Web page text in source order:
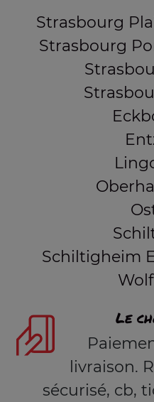
Strasbourg
Strasbourg
Schiltigheim
Le
livraison.
sécurisé, cb,